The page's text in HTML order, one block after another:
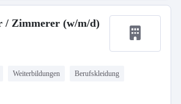
/ Zimmerer (w/m/d)
Weiterbildungen Berufskleidung